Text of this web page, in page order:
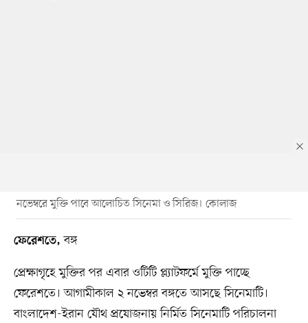
নভেম্বরে মুক্তি পাবে আলোচিত সিনেমা ও সিরিজ। কোলাজ
ফেরেশতে, বঙ্গ
প্রেক্ষাগৃহে মুক্তির পর এবার ওটিটি প্ল্যাটফর্মে মুক্তি পাচ্ছে
ফেরেশতে। আগামীকাল ২ নভেম্বর বঙ্গতে আসছে সিনেমাটি।
বাংলাদেশ-ইরান যৌথ প্রযোজনায় নির্মিত সিনেমাটি পরিচালনা